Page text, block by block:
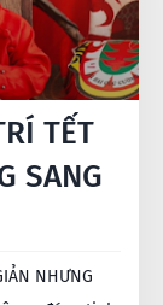
TẾT
SANG
NHƯNG